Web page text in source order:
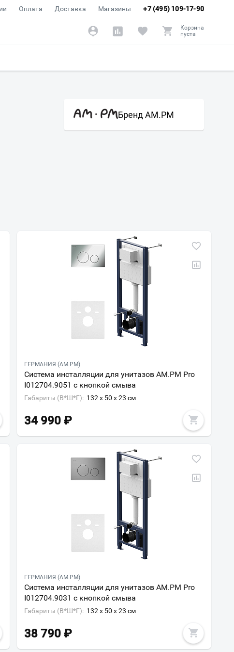
+7 (495) 109-17-90
Оплата Доставка Магазины
Корзина
пуста
Бренд AM.PM
ГЕРМАНИЯ (AM.PM)
Система инсталляции для унитазов AM.PM Pro
I012704.9051 с кнопкой смыва
Габариты (В*Ш*Г): 132 x 50 x 23 см
34 990 ₽
ГЕРМАНИЯ (AM.PM)
Система инсталляции для унитазов AM.PM Pro
I012704.9031 с кнопкой смыва
Габариты (В*Ш*Г): 132 x 50 x 23 см
38 790 ₽